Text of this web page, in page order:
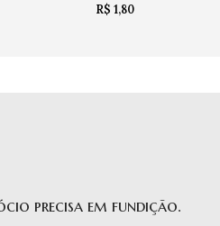
R$ 1,80
precisa em fundição.